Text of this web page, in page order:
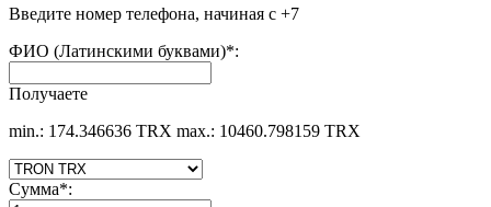
Введите номер телефона, начиная с +7
ФИО (Латинскими буквами)*:
Получаете
min.: 174.346636 TRX max.: 10460.798159 TRX
Сумма*: